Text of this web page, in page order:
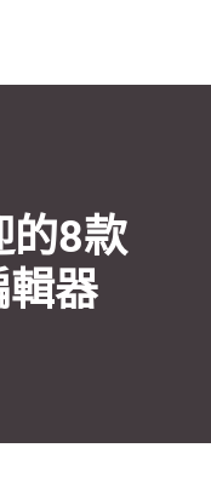
的8款
輯器